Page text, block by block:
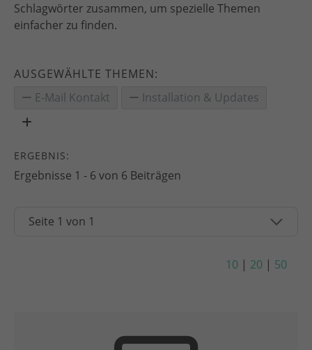
Schlagwörter zusammen, um spezielle Themen
einfacher zu finden.
AUSGEWÄHLTE THEMEN:
E-Mail Kontakt
Installation & Updates
ERGEBNIS:
Ergebnisse 1 - 6 von 6 Beiträgen
10 | 20 | 50